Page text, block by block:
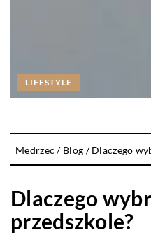
LIFESTYLE
Medrzec / Blog /Dlaczego
Dlaczego
przedszkole?